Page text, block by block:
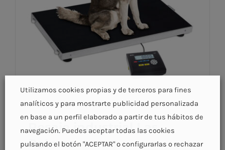
Pesaje industrial Las
Palmas
Utilizamos cookies propias y de terceros para fines
analíticos y para mostrarte publicidad personalizada
en base a un perfil elaborado a partir de tus hábitos de
navegación. Puedes aceptar todas las cookies
pulsando el botón "ACEPTAR" o configurarlas o rechazar